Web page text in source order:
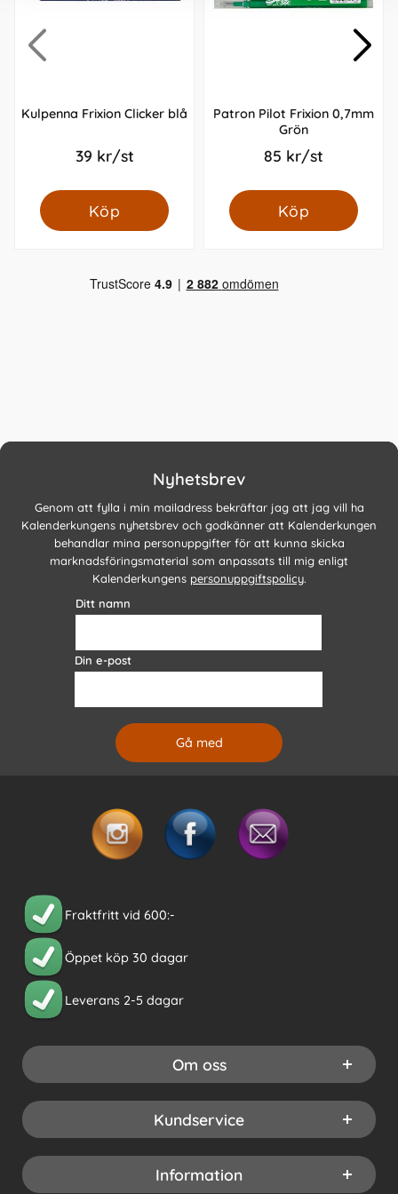
Kulpenna Frixion Clicker blå
39 kr/st
Köp
Patron Pilot Frixion 0,7mm
Grön
85 kr/st
Köp
Nyhetsbrev
Genom att fylla i min mailadress bekräftar jag att jag vill ha
Kalenderkungens nyhetsbrev och godkänner att Kalenderkungen
behandlar mina personuppgifter för att kunna skicka
marknadsföringsmaterial som anpassats till mig enligt
Kalenderkungens personuppgiftspolicy.
Ditt namn
Din e-post
Fraktfritt vid 600:-
Öppet köp 30 dagar
Leverans 2-5 dagar
Om oss
Kundservice
Information